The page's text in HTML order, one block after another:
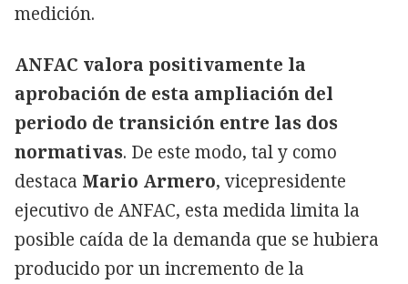
medición.
ANFAC valora positivamente la
aprobación de esta ampliación del
periodo de transición entre las dos
normativas. De este modo, tal y como
destaca Mario Armero, vicepresidente
ejecutivo de ANFAC, esta medida limita la
posible caída de la demanda que se hubiera
producido por un incremento de la